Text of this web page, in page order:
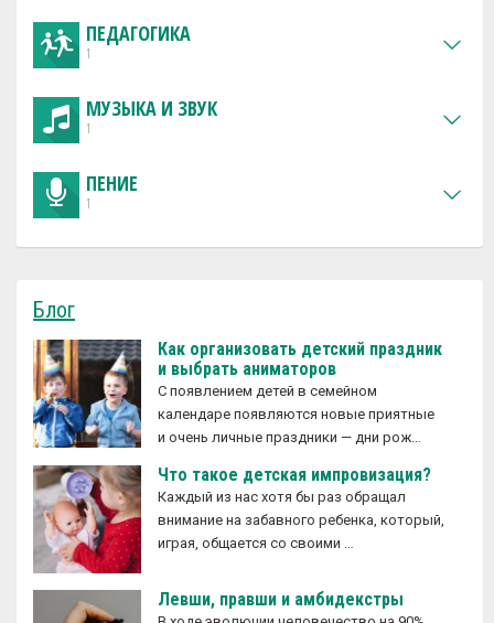
ПЕДАГОГИКА
1
МУЗЫКА И ЗВУК
1
ПЕНИЕ
1
Блог
Как организовать детский праздник
и выбрать аниматоров
С появлением детей в семейном
календаре появляются новые приятные
и очень личные праздники — дни рож…
Что такое детская импровизация?
Каждый из нас хотя бы раз обращал
внимание на забавного ребенка, который,
играя, общается со своими …
Левши, правши и амбидекстры